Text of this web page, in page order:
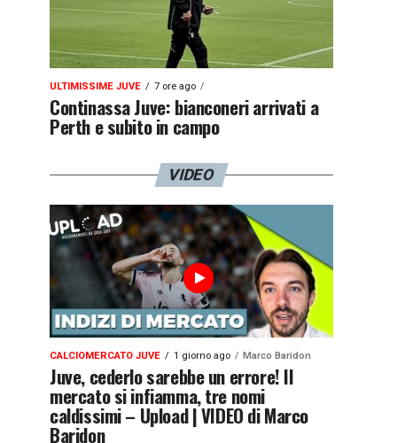
ULTIMISSIME JUVE 7 ore ago
Continassa Juve: bianconeri arrivati a
Perth e subito in campo
VIDEO
CALCIOMERCATO JUVE 1 giorno ago Marco Baridon
Juve, cederlo sarebbe un errore! Il
mercato si infiamma, tre nomi
caldissimi – Upload | VIDEO di Marco
Baridon